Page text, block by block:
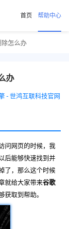
首页 帮助中心
除怎么办
办
- 世鸿互联科技官网
问网页的时候，我
后能够快速找到并
了，那么这个时候
就给大家带来谷歌
获取到帮助。